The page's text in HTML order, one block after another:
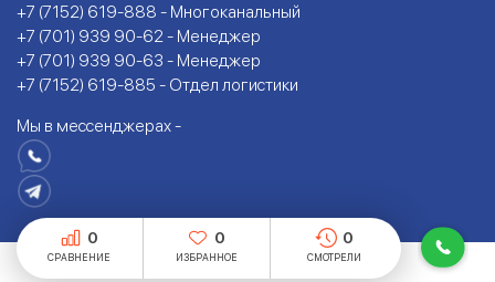
+7 (7152) 619-888 - Многоканальный
+7 (701) 939 90-62 - Менеджер
+7 (701) 939 90-63 - Менеджер
+7 (7152) 619-885 - Отдел логистики
Мы в мессенджерах -
0
СРАВНЕНИЕ
0
ИЗБРАННОЕ
0
СМОТРЕЛИ